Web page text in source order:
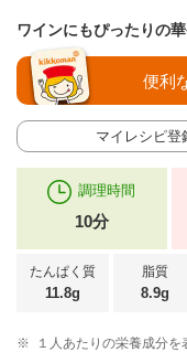
ワインにもぴったりの
マイレシピ登
便利
調理時間
10分
たんぱく質
11.8g
脂質
8.9g
※ １人あたりの栄養成分を